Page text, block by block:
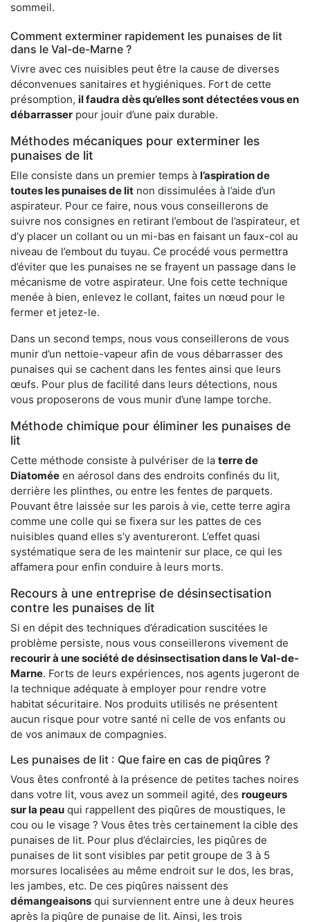
sommeil.
Comment exterminer rapidement les punaises de lit
dans le Val-de-Marne ?
Vivre avec ces nuisibles peut être la cause de diverses
déconvenues sanitaires et hygiéniques. Fort de cette
présomption, il faudra dès qu’elles sont détectées vous en
débarrasser pour jouir d’une paix durable.
Méthodes mécaniques pour exterminer les
punaises de lit
Elle consiste dans un premier temps à l’aspiration de
toutes les punaises de lit non dissimulées à l’aide d’un
aspirateur. Pour ce faire, nous vous conseillerons de
suivre nos consignes en retirant l’embout de l’aspirateur, et
d’y placer un collant ou un mi-bas en faisant un faux-col au
niveau de l’embout du tuyau. Ce procédé vous permettra
d’éviter que les punaises ne se frayent un passage dans le
mécanisme de votre aspirateur. Une fois cette technique
menée à bien, enlevez le collant, faites un nœud pour le
fermer et jetez-le.
Dans un second temps, nous vous conseillerons de vous
munir d’un nettoie-vapeur afin de vous débarrasser des
punaises qui se cachent dans les fentes ainsi que leurs
œufs. Pour plus de facilité dans leurs détections, nous
vous proposerons de vous munir d’une lampe torche.
Méthode chimique pour éliminer les punaises de
lit
Cette méthode consiste à pulvériser de la terre de
Diatomée en aérosol dans des endroits confinés du lit,
derrière les plinthes, ou entre les fentes de parquets.
Pouvant être laissée sur les parois à vie, cette terre agira
comme une colle qui se fixera sur les pattes de ces
nuisibles quand elles s’y aventureront. L’effet quasi
systématique sera de les maintenir sur place, ce qui les
affamera pour enfin conduire à leurs morts.
Recours à une entreprise de désinsectisation
contre les punaises de lit
Si en dépit des techniques d’éradication suscitées le
problème persiste, nous vous conseillerons vivement de
recourir à une société de désinsectisation dans le Val-de-
Marne. Forts de leurs expériences, nos agents jugeront de
la technique adéquate à employer pour rendre votre
habitat sécuritaire. Nos produits utilisés ne présentent
aucun risque pour votre santé ni celle de vos enfants ou
de vos animaux de compagnies.
Les punaises de lit : Que faire en cas de piqûres ?
Vous êtes confronté à la présence de petites taches noires
dans votre lit, vous avez un sommeil agité, des rougeurs
sur la peau qui rappellent des piqûres de moustiques, le
cou ou le visage ? Vous êtes très certainement la cible des
punaises de lit. Pour plus d’éclaircies, les piqûres de
punaises de lit sont visibles par petit groupe de 3 à 5
morsures localisées au même endroit sur le dos, les bras,
les jambes, etc. De ces piqûres naissent des
démangeaisons qui surviennent entre une à deux heures
après la piqûre de punaise de lit. Ainsi, les trois